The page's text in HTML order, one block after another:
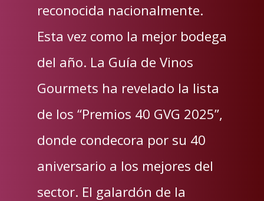
reconocida nacionalmente.
Esta vez como la mejor bodega
del año. La Guía de Vinos
Gourmets ha revelado la lista
de los “Premios 40 GVG 2025”,
donde condecora por su 40
aniversario a los mejores del
sector. El galardón de la